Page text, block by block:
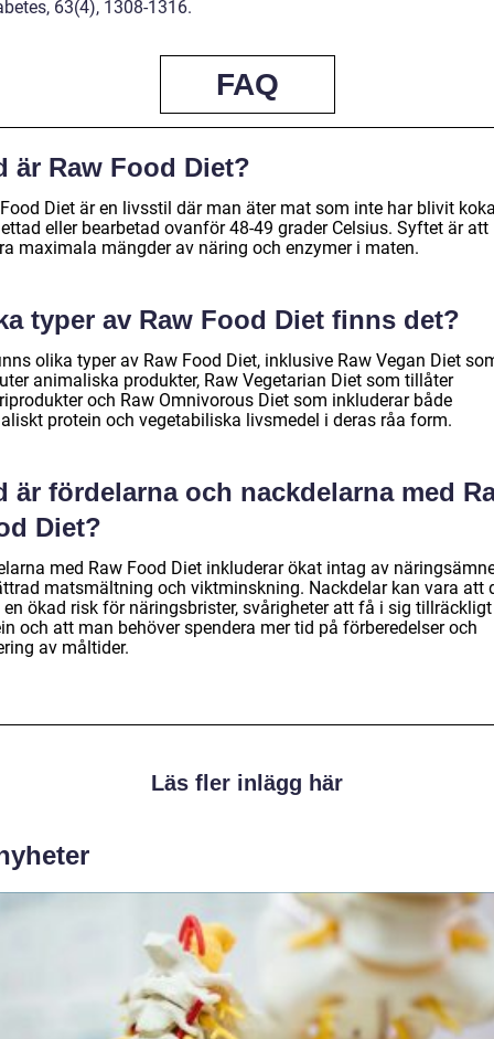
63(4), 1308-1316.
FAQ
är Raw Food Diet?
Diet är en livsstil där man äter mat som inte har blivit
eller bearbetad ovanför 48-49 grader Celsius. Syftet är att
maximala mängder av näring och enzymer i maten.
typer av Raw Food Diet finns det?
olika typer av Raw Food Diet, inklusive Raw Vegan Diet
animaliska produkter, Raw Vegetarian Diet som tillåter
och Raw Omnivorous Diet som inkluderar både
protein och vegetabiliska livsmedel i deras råa form.
är fördelarna och nackdelarna med
Diet?
med Raw Food Diet inkluderar ökat intag av
matsmältning och viktminskning. Nackdelar kan vara att
ökad risk för näringsbrister, svårigheter att få i sig
och att man behöver spendera mer tid på förberedelser och
av måltider.
Läs fler inlägg här